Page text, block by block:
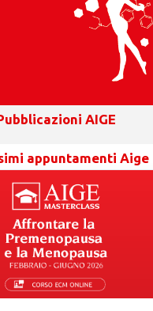
AIGE
appuntamenti Aige